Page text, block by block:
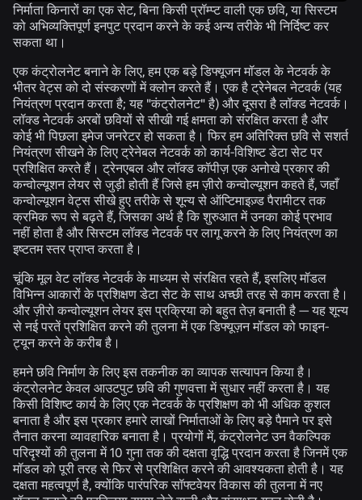
निर्माता किनारों का एक सेट, बिना किसी प्रॉम्प्ट वाली एक छवि, या सिस्टम
को अभिव्यक्तिपूर्ण इनपुट प्रदान करने के कई अन्य तरीके भी निर्दिष्ट कर
सकता था।
एक कंट्रोलनेट बनाने के लिए, हम एक बड़े डिफ्यूजन मॉडल के नेटवर्क के
भीतर वेट्स को दो संस्करणों में क्लोन करते हैं। एक हैट्रेनेबल नेटवर्क (यह
नियंत्रण प्रदान करता है; यह "कंट्रोलनेट" है) और दूसरा हैलॉक्ड नेटवर्क ।
लॉक्ड नेटवर्क अरबों छवियों से सीखी गई क्षमता को संरक्षित करता है और
कोई भी पिछला इमेज जनरेटर हो सकता है। फिर हम अतिरिक्त छवि से सशर्त
नियंत्रण सीखने के लिए ट्रेनेबल नेटवर्क को कार्य-विशिष्ट डेटा सेट पर
प्रशिक्षित करते हैं। ट्रेनएबल और लॉक्ड कॉपीज़ एक अनोखे प्रकार की
कन्वोल्यूशन लेयर से जुड़ी होती हैं जिसे हमज़ीरो कन्वोल्यूशनकहते हैं, जहाँ
कन्वोल्यूशन वेट्स सीखे हुए तरीके से शून्य से ऑप्टिमाइज़्ड पैरामीटर तक
क्रमिक रूप से बढ़ते हैं, जिसका अर्थ है कि शुरुआत में उनका कोई प्रभाव
नहीं होता है और सिस्टम लॉक्ड नेटवर्क पर लागू करने के लिए नियंत्रण का
इष्टतम स्तर प्राप्त करता है।
चूंकि मूल वेट लॉक्ड नेटवर्क के माध्यम से संरक्षित रहते हैं, इसलिए मॉडल
विभिन्न आकारों के प्रशिक्षण डेटा सेट के साथ अच्छी तरह से काम करता है।
और ज़ीरो कन्वोल्यूशन लेयर इस प्रक्रिया को बहुत तेज़ बनाती है — यह शून्य
से नई परतें प्रशिक्षित करने की तुलना में एक डिफ्यूज़न मॉडल को फाइन-
ट्यून करने के करीब है।
हमने छवि निर्माण के लिए इस तकनीक का व्यापक सत्यापन किया है।
कंट्रोलनेट केवल आउटपुट छवि की गुणवत्ता में सुधार नहीं करता है। यह
किसी विशिष्ट कार्य के लिए एक नेटवर्क के प्रशिक्षण को भी अधिक कुशल
बनाता है और इस प्रकार हमारे लाखों निर्माताओं के लिए बड़े पैमाने पर इसे
तैनात करना व्यावहारिक बनाता है। प्रयोगों में, कंट्रोलनेट उन वैकल्पिक
परिदृश्यों की तुलना में 10 गुना तक की दक्षता वृद्धि प्रदान करता है जिनमें एक
मॉडल को पूरी तरह से फिर से प्रशिक्षित करने की आवश्यकता होती है। यह
दक्षता महत्वपूर्ण है, क्योंकि पारंपरिक सॉफ्टवेयर विकास की तुलना में नए